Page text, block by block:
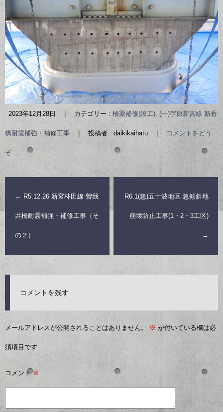
2023年12月28日 | カテゴリー : 橋梁補修(竣工), (一)宇原新宮線 新香
橋耐震補強・補修工事 | 投稿者 : daikikaihatu | コメントをどう
ぞ
← R5.12.26 新宮林田線 曽我
井橋耐震補強・補修工事（そ
の２）
R6.1(急)五十波地区 急傾斜地
崩壊防止工事(1・2・3工区)
→
コメントを残す
メールアドレスが公開されることはありません。 ※ が付いている欄は必
須項目です
コメント※